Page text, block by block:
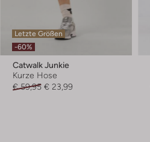
Letzte Größen
-60%
Catwalk Junkie
Kurze Hose
€ 59,95 € 23,99